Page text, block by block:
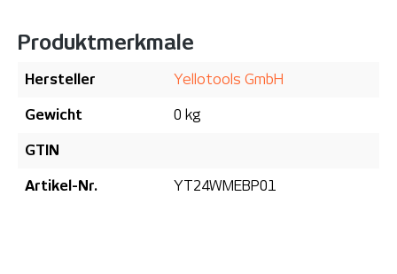
Produktmerkmale
Hersteller Yellotools GmbH
Gewicht 0 kg
GTIN
Artikel-Nr. YT24WMEBP01